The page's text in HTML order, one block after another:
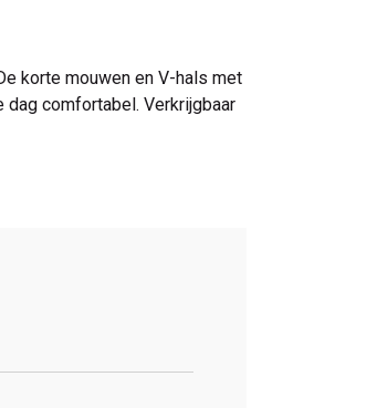
korte mouwen en V-hals met
comfortabel. Verkrijgbaar